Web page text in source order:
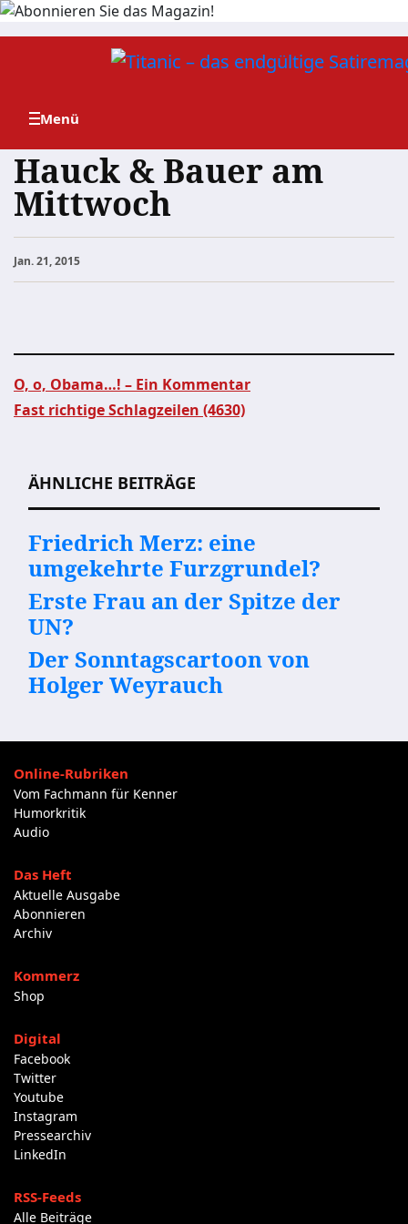
Zum
Hauck & Bauer am
Mittwoch
Jan. 21, 2015
O, o, Obama…! – Ein Kommentar
Fast richtige Schlagzeilen (4630)
ÄHNLICHE BEITRÄGE
Friedrich Merz: eine
umgekehrte Furzgrundel?
Erste Frau an der Spitze der
UN?
Der Sonntagscartoon von
Holger Weyrauch
Online-Rubriken
Vom Fachmann für Kenner
Humorkritik
Audio
Das Heft
Aktuelle Ausgabe
Abonnieren
Archiv
Kommerz
Shop
Digital
Facebook
Twitter
Youtube
Instagram
Pressearchiv
LinkedIn
RSS-Feeds
Alle Beiträge